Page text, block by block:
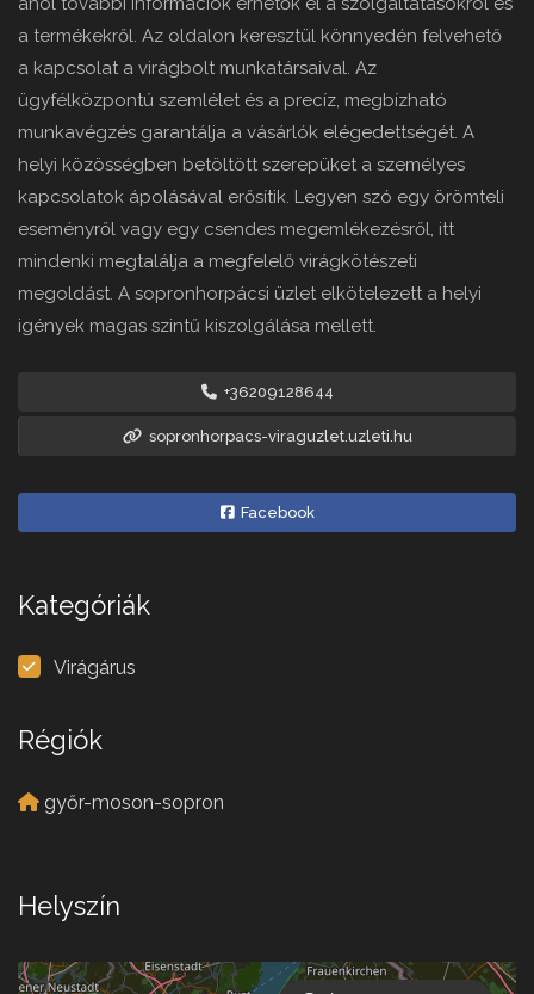
a termékekről. Az oldalon keresztül könnyedén felvehető
a kapcsolat a virágbolt munkatársaival. Az
ügyfélközpontú szemlélet és a precíz, megbízható
munkavégzés garantálja a vásárlók elégedettségét. A
helyi közösségben betöltött szerepüket a személyes
kapcsolatok ápolásával erősítik. Legyen szó egy örömteli
eseményről vagy egy csendes megemlékezésről, itt
mindenki megtalálja a megfelelő virágkötészeti
megoldást. A sopronhorpácsi üzlet elkötelezett a helyi
igények magas szintű kiszolgálása mellett.
+36209128644
sopronhorpacs-viraguzlet.uzleti.hu
Facebook
Kategóriák
Virágárus
Régiók
győr-moson-sopron
Helyszín